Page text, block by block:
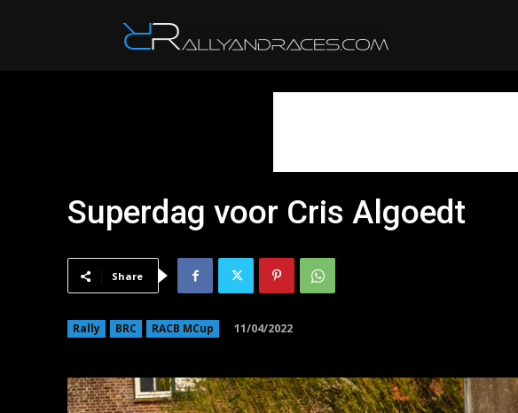
Superdag voor Cris Algoedt
Share
Rally BRC RACB MCup 11/04/2022